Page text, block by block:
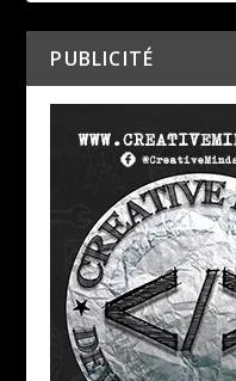
PUBLICITÉ